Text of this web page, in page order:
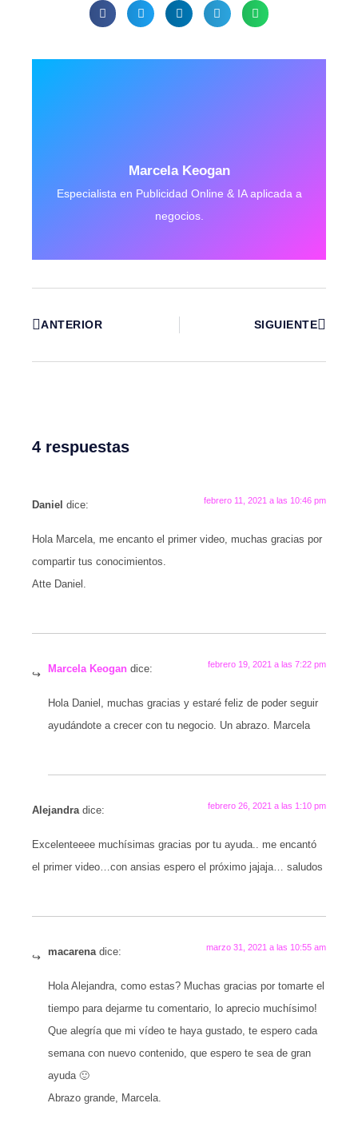
Marcela Keogan
Especialista en Publicidad Online & IA aplicada a
negocios.
ANTERIOR SIGUIENTE
4 respuestas
Daniel dice: febrero 11, 2021 a las 10:46 pm
Hola Marcela, me encanto el primer video, muchas gracias por
compartir tus conocimientos.
Atte Daniel.
Marcela Keogan dice: febrero 19, 2021 a las 7:22 pm
Hola Daniel, muchas gracias y estaré feliz de poder seguir
ayudándote a crecer con tu negocio. Un abrazo. Marcela
Alejandra dice: febrero 26, 2021 a las 1:10 pm
Excelenteeee muchísimas gracias por tu ayuda.. me encantó
el primer video…con ansias espero el próximo jajaja… saludos
macarena dice: marzo 31, 2021 a las 10:55 am
Hola Alejandra, como estas? Muchas gracias por tomarte el
tiempo para dejarme tu comentario, lo aprecio muchísimo!
Que alegría que mi vídeo te haya gustado, te espero cada
semana con nuevo contenido, que espero te sea de gran
ayuda 🙂
Abrazo grande, Marcela.